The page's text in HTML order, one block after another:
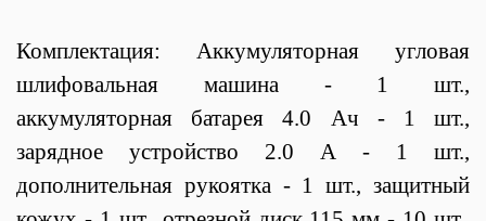
Комплектация: Аккумуляторная угловая
шлифовальная машина - 1 шт.,
аккумуляторная батарея 4.0 Ач - 1 шт.,
зарядное устройство 2.0 А - 1 шт.,
дополнительная рукоятка - 1 шт., защитный